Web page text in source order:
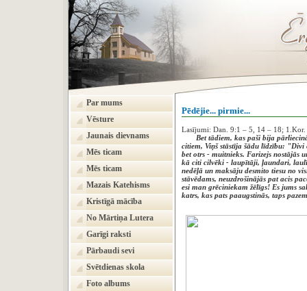
Par mums
Vēsture
Jaunais dievnams
Mēs ticam
Mēs ticam
Mazais Katehisms
Kristīgā mācība
No Mārtiņa Lutera
Garīgi raksti
Pārbaudi sevi
Svētdienas skola
Foto albums
Pēdējie... pirmie...
Lasījumi: Dan. 9:1 – 5, 14 – 18;
Bet tādiem, kas paši bija
citiem, Viņš stāstīja šādu līdzību:
bet otrs - muitnieks. Farizejs nostājās
kā citi cilvēki - laupītāji, ļaundari,
nedēļā un maksāju desmito tiesu no
stāvēdams, neuzdrošinājās pat acis
esi man grēciniekam žēlīgs! Es jums
katrs, kas pats paaugstinās, taps